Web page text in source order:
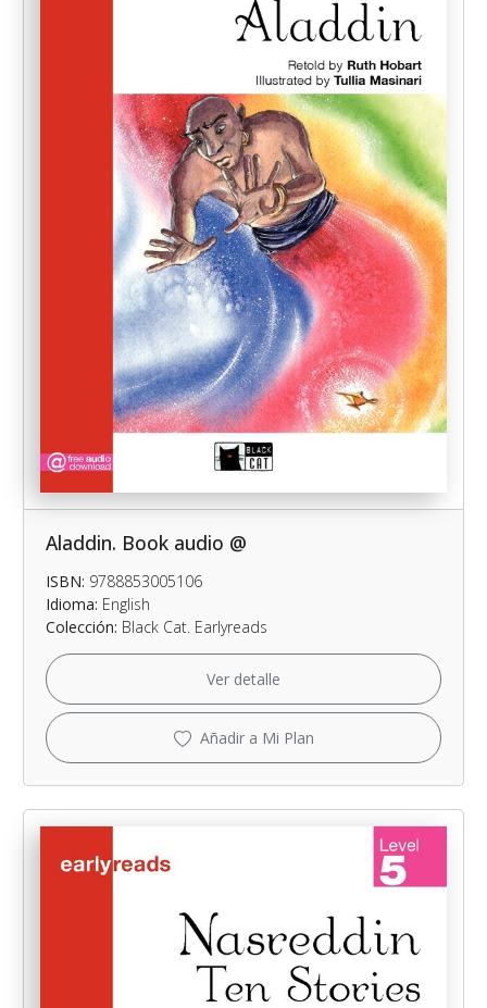
Aladdin. Book audio @
ISBN: 9788853005106
Idioma: English
Colección: Black Cat. Earlyreads
Ver detalle
Añadir a Mi Plan